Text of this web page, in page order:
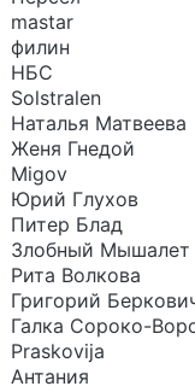
mastar
филин
НБС
Solstralen
Наталья Матвеева
Женя Гнедой
Migov
Юрий Глухов
Питер Блад
Злобный Мышалет
Рита Волкова
Григорий
Галка Сороко-
Praskovija
Антания